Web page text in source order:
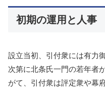
初期の運用と人事
設立当初、引付衆には有力
次第に北条氏一門の若年者
がて、引付衆は評定衆や幕